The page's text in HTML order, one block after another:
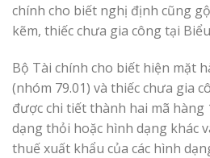
chính cho biết nghị định cũng
kẽm, thiếc chưa gia công tại
Bộ Tài chính cho biết hiện mặt
(nhóm 79.01) và thiếc chưa gia
được chi tiết thành hai mã hàng
dạng thỏi hoặc hình dạng khác
thuế xuất khẩu của các hình